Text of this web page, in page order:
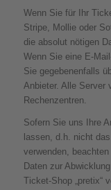
Wenn Sie für Ihr
Stripe, Mollie oder
die absolut nötigen
Wenn Sie eine E-
Sie gegebenenfalls
Anbieter. Alle Server
Rechenzentren.
Sofern Sie uns Ihre
lassen, d.h. nicht
verwenden,
Daten zur
Ticket-Shop „pretix“